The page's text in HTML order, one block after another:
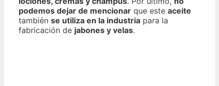
podemos dejar de mencionar que este aceite
también se utiliza en la industria para la
fabricación de jabones y velas.